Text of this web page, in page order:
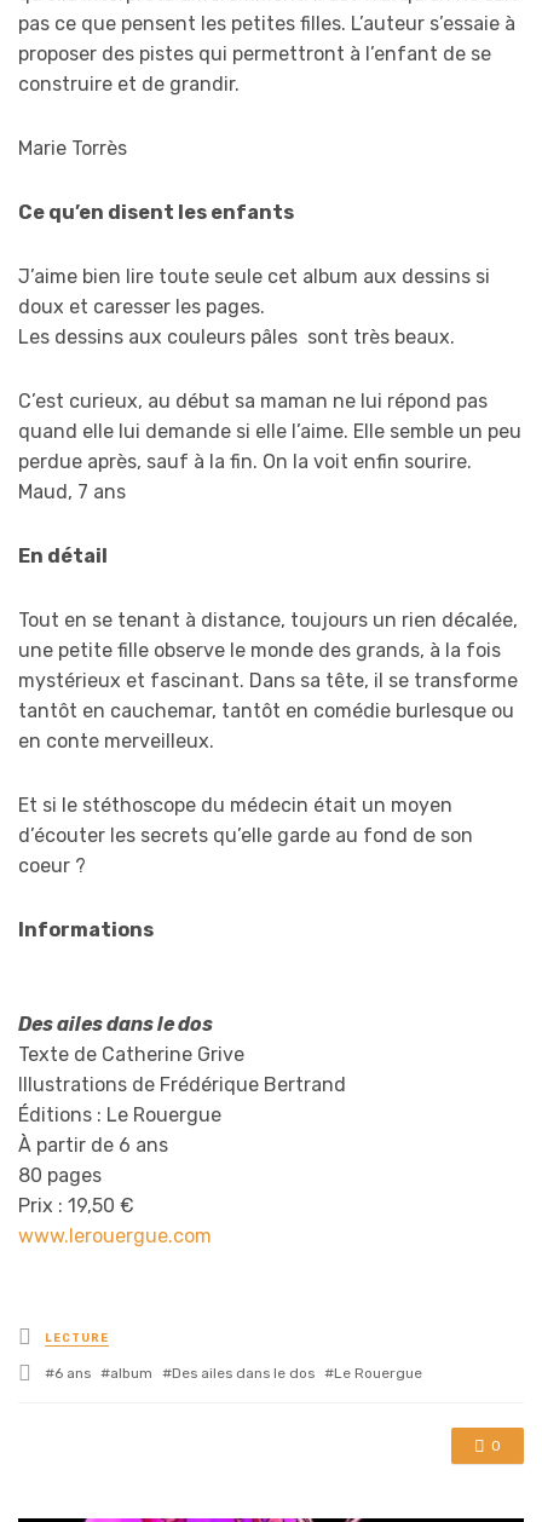
pas ce que pensent les petites filles. L’auteur s’essaie à
proposer des pistes qui permettront à l’enfant de se
construire et de grandir.
Marie Torrès
Ce qu’en disent les enfants
J’aime bien lire toute seule cet album aux dessins si
doux et caresser les pages.
Les dessins aux couleurs pâles sont très beaux.
C’est curieux, au début sa maman ne lui répond pas
quand elle lui demande si elle l’aime. Elle semble un peu
perdue après, sauf à la fin. On la voit enfin sourire.
Maud, 7 ans
En détail
Tout en se tenant à distance, toujours un rien décalée,
une petite fille observe le monde des grands, à la fois
mystérieux et fascinant. Dans sa tête, il se transforme
tantôt en cauchemar, tantôt en comédie burlesque ou
en conte merveilleux.
Et si le stéthoscope du médecin était un moyen
d’écouter les secrets qu’elle garde au fond de son
coeur ?
Informations
Des ailes dans le dos
Texte de Catherine Grive
Illustrations de Frédérique Bertrand
Éditions : Le Rouergue
À partir de 6 ans
80 pages
Prix : 19,50 €
www.lerouergue.com
Posted
in
LECTURE
Tagged
6 ans album Des ailes dans le dos Le Rouergue
0